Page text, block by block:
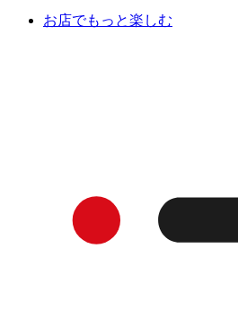
お店でもっと楽しむ